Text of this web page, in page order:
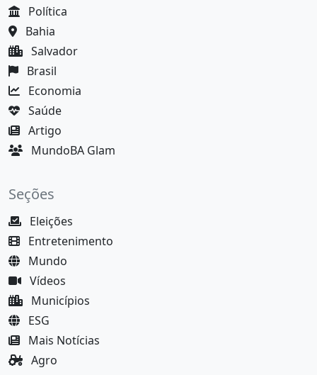
Política
Bahia
Salvador
Brasil
Economia
Saúde
Artigo
MundoBA Glam
Seções
Eleições
Entretenimento
Mundo
Vídeos
Municípios
ESG
Mais Notícias
Agro